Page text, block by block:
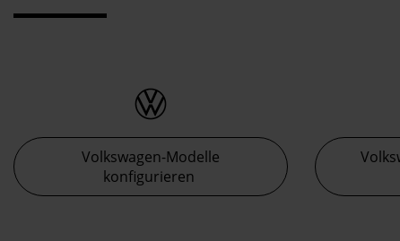
Volkswagen-Modelle
konfigurieren